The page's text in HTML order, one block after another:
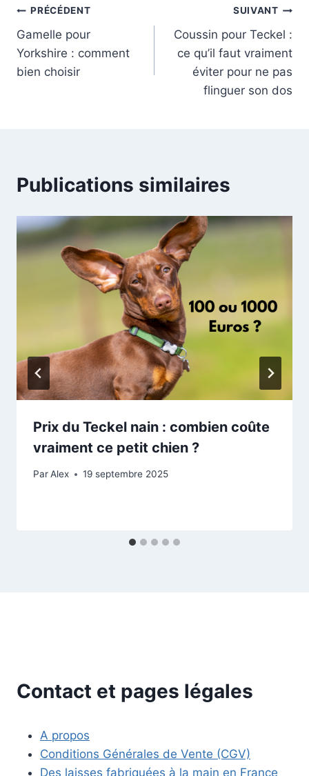
publication :
Navigation
de
l’article
PRÉCÉDENT
Gamelle pour
Yorkshire : comment
bien choisir
SUIVANT
Coussin pour Teckel :
ce qu’il faut vraiment
éviter pour ne pas
flinguer son dos
Publications similaires
Prix du Teckel nain : combien coûte
vraiment ce petit chien ?
ParAlex 19 septembre 2025
Contact et pages légales
A propos
Conditions Générales de Vente (CGV)
Des laisses fabriquées à la main en France